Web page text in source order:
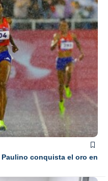
conquista el oro en